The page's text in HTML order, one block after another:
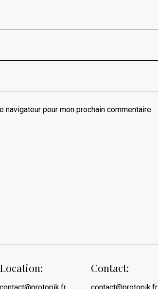
pour mon prochain commentaire.
Location:
contact@protopik.fr
Contact:
contact@protopik.fr